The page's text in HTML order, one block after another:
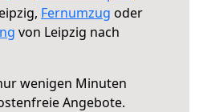
Fernumzug oder
von Leipzig nach
wenigen Minuten
Angebote.